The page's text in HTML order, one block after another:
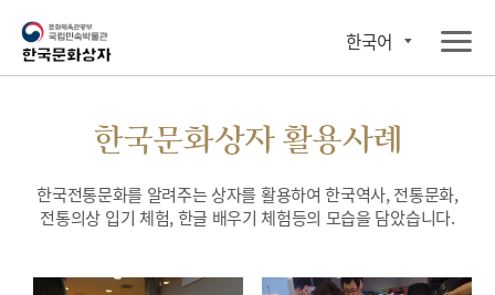
한국어
한국문화상자 활용사례
한국전통문화를 알려주는 상자를 활용하여 한국역사, 전통문화,
전통의상 입기 체험, 한글 배우기 체험등의 모습을 담았습니다.